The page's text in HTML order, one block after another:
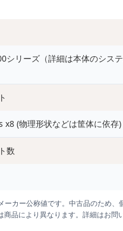
シリーズ（詳細は本体のシス
x8 (物理形状などは筐体に依存)
数
ーカー公称値です。中古品のため、
商品により異なります。詳細はお問